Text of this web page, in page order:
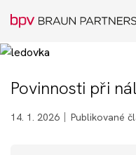
Pro
Povinnosti při
14. 1. 2026 Publikované